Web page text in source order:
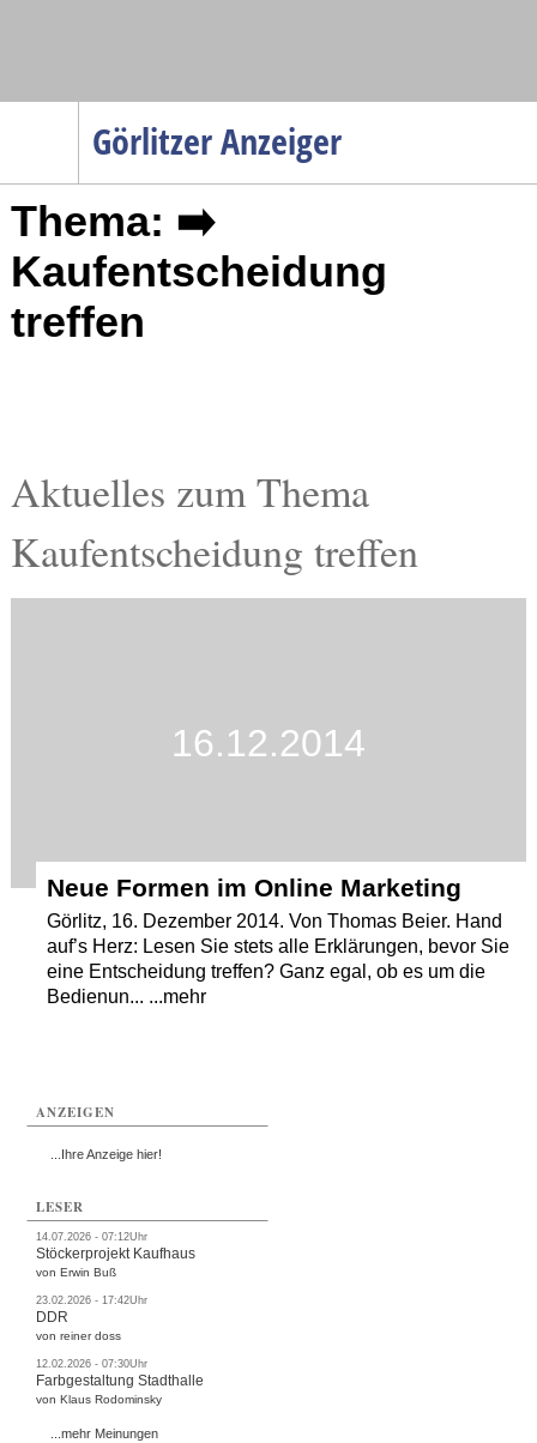
Görlitzer Anzeiger
Menüpunkte
Startseite
Gesellschaft
Wirtschaft
Kultur
Termine
Thema: ➡️
Kaufentscheidung
treffen
Aktuelles zum Thema
Kaufentscheidung treffen
16.12.2014
Neue Formen im Online Marketing
Görlitz, 16. Dezember 2014. Von Thomas Beier. Hand
auf’s Herz: Lesen Sie stets alle Erklärungen, bevor Sie
eine Entscheidung treffen? Ganz egal, ob es um die
Bedienun... ...mehr
ANZEIGEN
...Ihre Anzeige hier!
LESER
14.07.2026 - 07:12Uhr
Stöckerprojekt Kaufhaus
von Erwin Buß
23.02.2026 - 17:42Uhr
DDR
von reiner doss
12.02.2026 - 07:30Uhr
Farbgestaltung Stadthalle
von Klaus Rodominsky
...mehr Meinungen